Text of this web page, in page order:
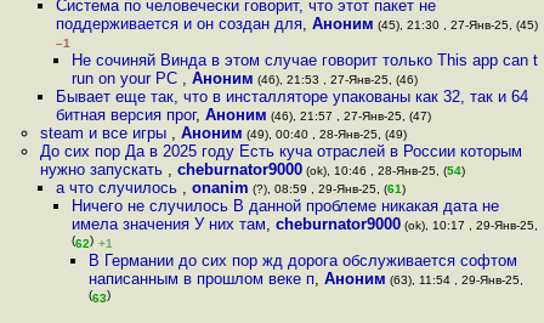
Система по человечески говорит, что этот пакет не
поддерживается и он создан для, Аноним (45), 21:30 , 27-Янв-25, (45)
–1
Не сочиняй Винда в этом случае говорит только This app can t
run on your PC ,Аноним (46), 21:53 , 27-Янв-25, (46)
Бывает еще так, что в инсталляторе упакованы как 32, так и 64
битная версия прог, Аноним (46), 21:57 , 27-Янв-25, (47)
steam и все игры , Аноним (49), 00:40 , 28-Янв-25, (49)
До сих пор Да в 2025 году Есть куча отраслей в России которым
нужно запускать , cheburnator9000(ok), 10:46 , 28-Янв-25, (54)
а что случилось , onanim (?), 08:59 , 29-Янв-25, (61)
Ничего не случилось В данной проблеме никакая дата не
имела значения У них там,cheburnator9000 (ok), 10:17 , 29-Янв-25,
(62) +1
В Германии до сих пор жд дорога обслуживается софтом
написанным в прошлом веке п, Аноним (63), 11:54 , 29-Янв-25,
(63)